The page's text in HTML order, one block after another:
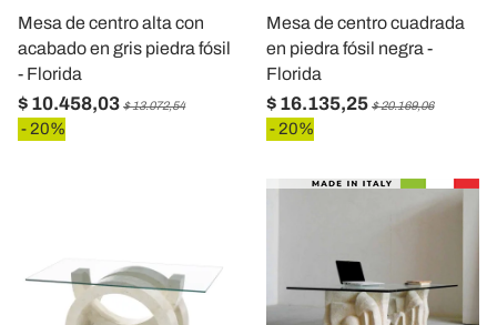
Mesa de centro alta con
acabado en gris piedra fósil
- Florida
$ 10.458,03 $ 13.072,54
- 20%
Mesa de centro cuadrada
en piedra fósil negra -
Florida
$ 16.135,25 $ 20.169,06
- 20%